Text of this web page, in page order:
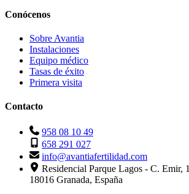
Conócenos
Sobre Avantia
Instalaciones
Equipo médico
Tasas de éxito
Primera visita
Contacto
958 08 10 49
658 291 027
info@avantiafertilidad.com
Residencial Parque Lagos - C. Emir, 1
18016 Granada, España